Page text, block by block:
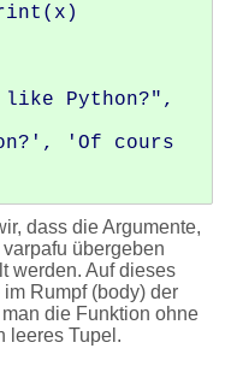
like Python?",
'Of cours
dass die Argumente,
übergeben
werden. Auf dieses
Rumpf (body) der
die Funktion ohne
leeres Tupel.